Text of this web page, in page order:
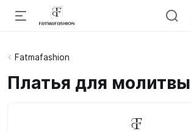
Fatmafashion
Платья для